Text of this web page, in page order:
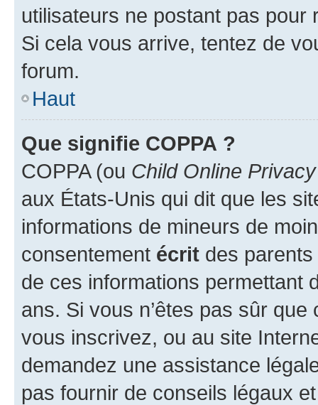
utilisateurs ne postant pas pour
Si cela vous arrive, tentez de
forum.
Haut
Que signifie COPPA ?
COPPA (ou Child Online
aux États-Unis qui dit que les
informations de mineurs de
consentement écrit des parents
de ces informations permettant
ans. Si vous n’êtes pas sûr
vous inscrivez, ou au site
demandez une assistance
pas fournir de conseils légaux